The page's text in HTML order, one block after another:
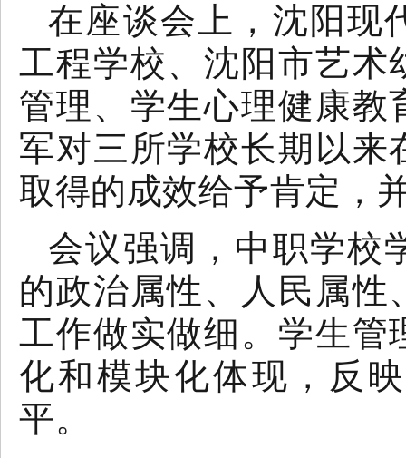
在座谈会上，沈阳现
工程学校、沈阳市艺术
管理、学生心理健康教
军对三所学校长期以来
取得的成效给予肯定，
会议强调，中职学校
的政治属性、人民属性
工作做实做细。 学生管
化和模块化体现，反
平。